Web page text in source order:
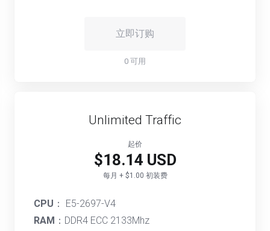
立即订购
0 可用
Unlimited Traffic
起价
$18.14 USD
每月 + $1.00 初装费
CPU ： E5-2697-V4
RAM ：DDR4 ECC 2133Mhz